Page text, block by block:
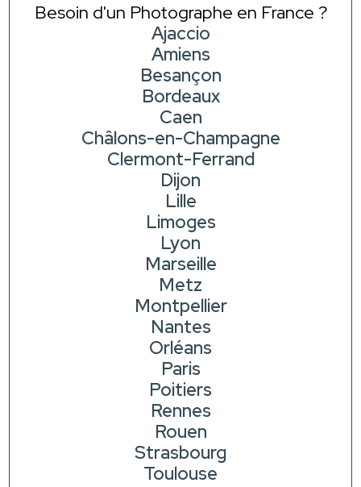
Besoin d'un Photographe en France ?
Ajaccio
Amiens
Besançon
Bordeaux
Caen
Châlons-en-Champagne
Clermont-Ferrand
Dijon
Lille
Limoges
Lyon
Marseille
Metz
Montpellier
Nantes
Orléans
Paris
Poitiers
Rennes
Rouen
Strasbourg
Toulouse